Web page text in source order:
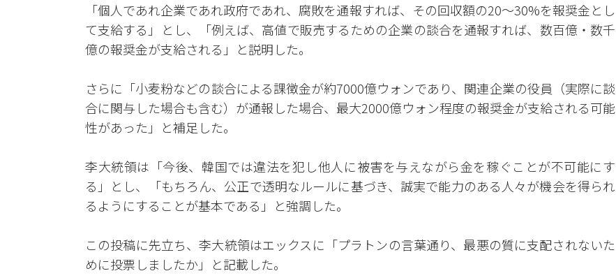
「個人であれ企業であれ政府であれ、腐敗を通報すれば、その回収額の20～30%を報奨金とし
て支給する」とし、「例えば、高値で販売するための企業の談合を通報すれば、数百億・数千
億の報奨金が支給される」と説明した。
さらに「小麦粉などの談合による課徴金が約7000億ウォンであり、関連企業の役員（実際に談
合に関与した場合も含む）が通報した場合、最大2000億ウォン程度の報奨金が支給される可能
性があった」と補足した。
李大統領は「今後、韓国では違法を犯し他人に被害を与えながら金を稼ぐことが不可能にす
る」とし、「もちろん、公正で透明なルールに基づき、誠実で能力のある人々が機会を得られ
るようにすることが基本である」と強調した。
この投稿に先立ち、李大統領はエックスに「プラトンの言葉通り、最悪の質に支配されないた
めに投票しましたか」と記載した。